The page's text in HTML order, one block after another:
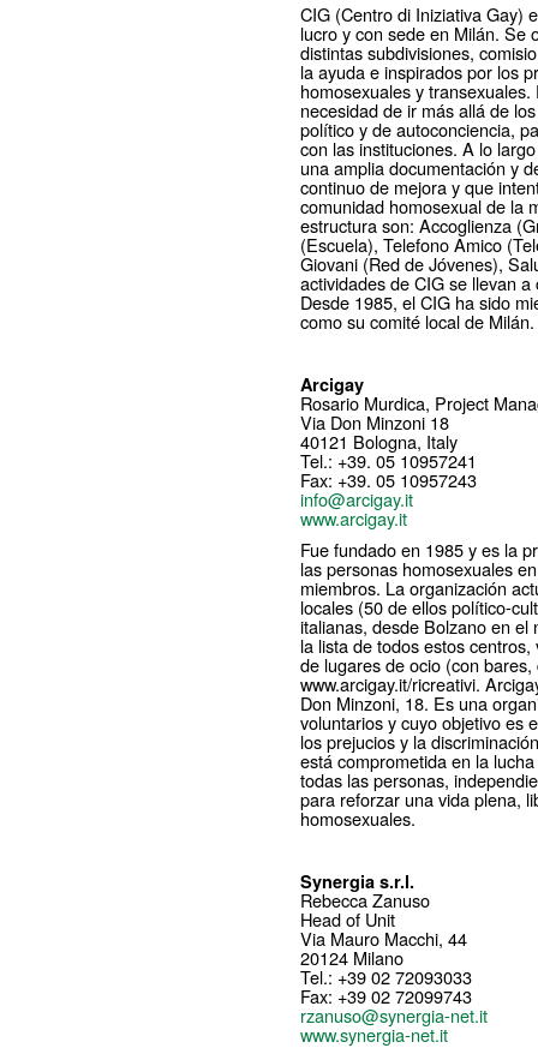
CIG (Centro di Iniziativa Gay)
lucro y con sede en Milán. Se
distintas subdivisiones,
la ayuda e inspirados por los
homosexuales y
necesidad de ir más allá de
político y de autoconciencia,
con las instituciones. A lo
una amplia documentación y
continuo de mejora y que
comunidad homosexual de la
estructura son: Accoglienza
(Escuela), Telefono Amico
Giovani (Red de Jóvenes),
actividades de CIG se llevan
Desde 1985, el CIG ha sido
como su comité local de Milán.
Arcigay
Rosario Murdica, Project
Via Don Minzoni 18
40121 Bologna, Italy
Tel.: +39. 05 10957241
Fax: +39. 05 10957243
info@arcigay.it
www.arcigay.it
Fue fundado en 1985 y es la
las personas homosexuales
miembros. La organización
locales (50 de ellos político-
italianas, desde Bolzano en
la lista de todos estos
de lugares de ocio (con
www.arcigay.it/ricreativi.
Don Minzoni, 18. Es una
voluntarios y cuyo objetivo es
los prejucios y la
está comprometida en la
todas las personas,
para reforzar una vida plena,
homosexuales.
Synergia s.r.l.
Rebecca Zanuso
Head of Unit
Via Mauro Macchi, 44
20124 Milano
Tel.: +39 02 72093033
Fax: +39 02 72099743
rzanuso@synergia-net.it
www.synergia-net.it